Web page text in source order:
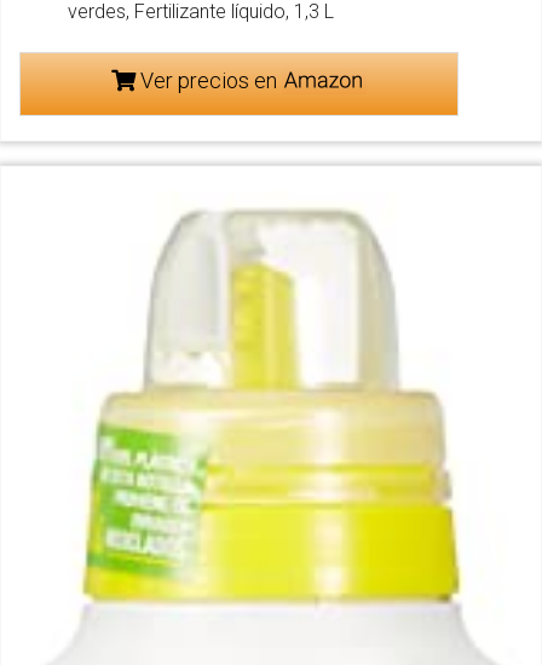
verdes, Fertilizante líquido, 1,3 L
Ver precios en